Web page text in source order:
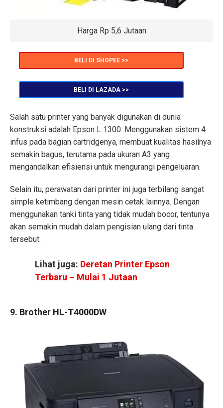
Harga Rp 5,6 Jutaan
BELI DI SHOPEE >>
BELI DI LAZADA >>
Salah satu printer yang banyak digunakan di dunia
konstruksi adalah Epson L 1300. Menggunakan sistem 4
infus pada bagian cartridgenya, membuat kualitas hasilnya
semakin bagus, terutama pada ukuran A3 yang
mengandalkan efisiensi untuk mengurangi pengeluaran.
Selain itu, perawatan dari printer ini juga terbilang sangat
simple ketimbang dengan mesin cetak lainnya. Dengan
menggunakan tanki tinta yang tidak mudah bocor, tentunya
akan semakin mudah dalam pengisian ulang dari tinta
tersebut.
Lihat juga: Deretan Printer Epson
Terbaru – Mulai 1 Jutaan
9. Brother HL-T4000DW